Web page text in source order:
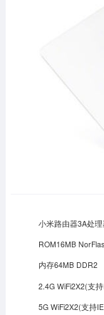
小米路由器3A处理
ROM16MB
内存64MB DDR2
2.4G WiFi2X2(支持
5G WiFi2X2(支持